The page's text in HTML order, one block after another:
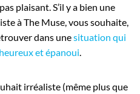
plaisant. S’il y a bien une
à The Muse, vous souhaite,
dans unesituation qui
et épanoui.
irréaliste (même plus que